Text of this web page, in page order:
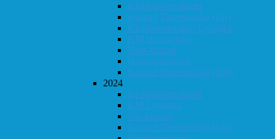
Klubbmesterskapet
Konrad Timestrening (vår)
Klubbmesterskap Lynsjakk
KM Hurtigsjakk
Høst-konrad
Høstturneringen
Konrad Timestrening (høst)
2024
Klubbmesterskapet
KM Lynsjakk
Vår-konrad
Konrad Timestrening (vår)